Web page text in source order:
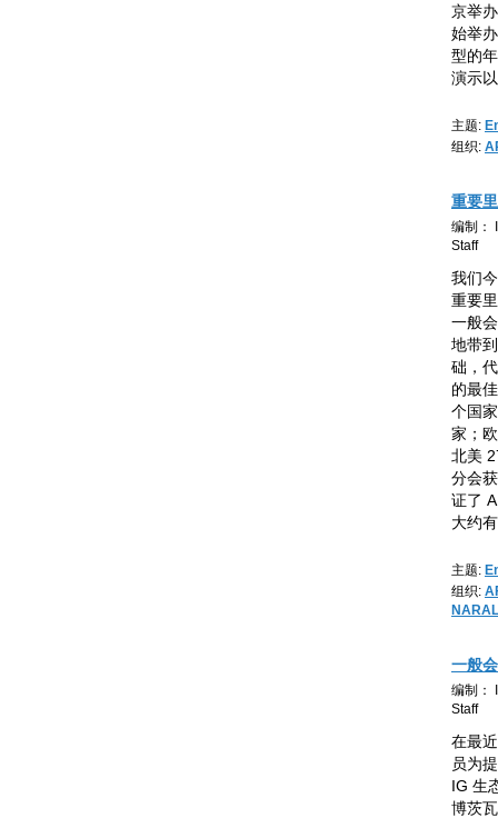
京举
始举
型的
演示
主题:
组织:
重要
编制：
Staff
我们
重要
一般
地带
础，
的最
个国
家；
北美
分会
证了
大约
主题:
组织:
一般
编制：
Staff
在最
员为
IG 生
博茨